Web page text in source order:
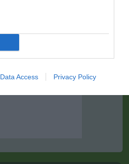
Data Access Privacy Policy